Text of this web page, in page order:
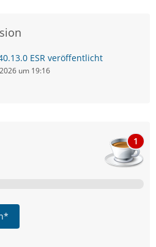
ESR veröffentlicht
um 19:16
1